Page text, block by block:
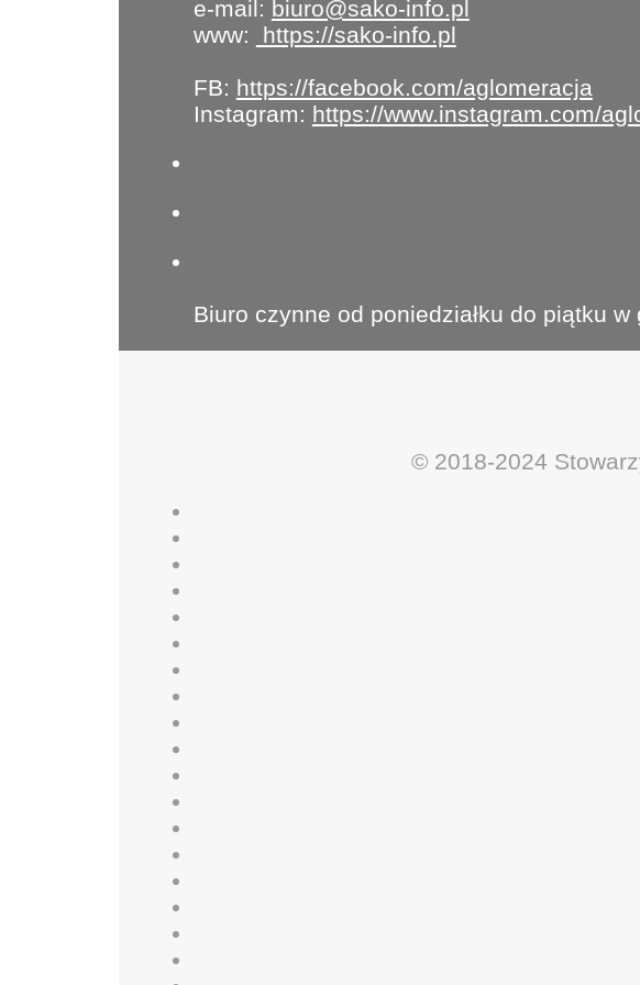
e-mail: biuro@sako-info.pl
www:
https://sako-info.pl
FB: https://facebook.com/aglomeracja
Instagram: https://www.instagram.com/
Biuro czynne od poniedziałku do piątku
© 2018-2024